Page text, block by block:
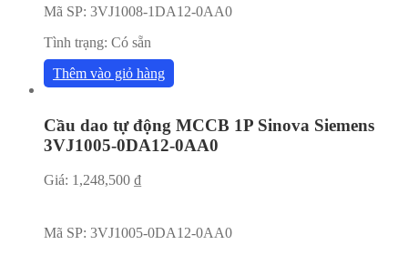
Mã SP: 3VJ1008-1DA12-0AA0
Tình trạng: Có sẵn
Thêm vào giỏ hàng
Cầu dao tự động MCCB 1P Sinova Siemens
3VJ1005-0DA12-0AA0
Giá: 1,248,500 ₫
Mã SP: 3VJ1005-0DA12-0AA0